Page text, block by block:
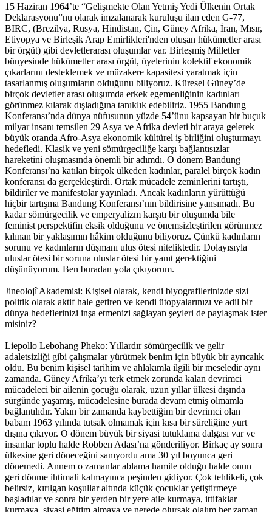
15 Haziran 1964’te “Gelişmekte Olan Yetmiş Yedi Ülkenin Ortak
Deklarasyonu”nu olarak imzalanarak kuruluşu ilan eden G-77,
BIRC, (Brezilya, Rusya, Hindistan, Çin, Güney Afrika, İran, Mısır,
Etiyopya ve Birleşik Arap Emirlikleri'nden oluşan hükümetler arası
bir örgüt) gibi devletlerarası oluşumlar var. Birleşmiş Milletler
bünyesinde hükümetler arası örgüt, üyelerinin kolektif ekonomik
çıkarlarını desteklemek ve müzakere kapasitesi yaratmak için
tasarlanmış oluşumların olduğunu biliyoruz. Küresel Güney’de
birçok devletler arası oluşumda erkek egemenliğinin kadınları
görünmez kılarak dışladığına tanıklık edebiliriz. 1955 Bandung
Konferansı’nda dünya nüfusunun yüzde 54’ünu kapsayan bir buçuk
milyar insanı temsilen 29 Asya ve Afrika devleti bir araya gelerek
büyük oranda Afro-Asya ekonomik kültürel iş birliğini oluşturmayı
hedefledi. Klasik ve yeni sömürgeciliğe karşı bağlantısızlar
hareketini oluşmasında önemli bir adımdı. O dönem Bandung
Konferansı’na katılan birçok ülkeden kadınlar, paralel birçok kadın
konferansı da gerçekleştirdi. Ortak mücadele zeminlerini tartıştı,
bildiriler ve manifestolar yayınladı. Ancak kadınların yürüttüğü
hiçbir tartışma Bandung Konferansı’nın bildirisine yansımadı. Bu
kadar sömürgecilik ve emperyalizm karşıtı bir oluşumda bile
feminist perspektifin eksik olduğunu ve önemsizleştirilen görünmez
kılınan bir yaklaşımın hâkim olduğunu biliyoruz. Çünkü kadınların
sorunu ve kadınların düşmanı ulus ötesi niteliktedir. Dolayısıyla
uluslar ötesi bir soruna uluslar ötesi bir yanıt gerektiğini
düşünüyorum. Ben buradan yola çıkıyorum.
Jineolojî Akademisi: Kişisel olarak, kendi biyografilerinizde sizi
politik olarak aktif hale getiren ve kendi ütopyalarınızı ve adil bir
dünya hedeflerinizi inşa etmenizi sağlayan şeyleri de paylaşmak ister
misiniz?
Liepollo Lebohang Pheko: Yıllardır sömürgecilik ve gelir
adaletsizliği gibi çalışmalar yürütmek benim için büyük bir ayrıcalık
oldu. Bu benim kişisel tarihim ve ahlakımla ilgili bir meseledir aynı
zamanda. Güney Afrika’yı terk etmek zorunda kalan devrimci
mücadeleci bir ailenin çocuğu olarak, uzun yıllar ülkesi dışında
sürgünde yaşamış, mücadelesine burada devam etmiş olmamla
bağlantılıdır. Yakın bir zamanda kaybettiğim bir devrimci olan
babam 1963 yılında tutsak olmamak için kısa bir süreliğine yurt
dışına çıkıyor. O dönem büyük bir siyasi tutuklama dalgası var ve
insanlar toplu halde Robben Adası’na gönderiliyor. Birkaç ay sonra
ülkesine geri döneceğini sanıyordu ama 30 yıl boyunca geri
dönemedi. Annem o zamanlar ablama hamile olduğu halde onun
geri dönme ihtimali kalmayınca peşinden gidiyor. Çok tehlikeli, çok
belirsiz, kırılgan koşullar altında küçük çocuklar yetiştirmeye
başladılar ve sonra bir yerden bir yere aile kurmaya, ittifaklar
kurmaya, siyasi eğitim almaya ve nerede olursak olalım her zaman